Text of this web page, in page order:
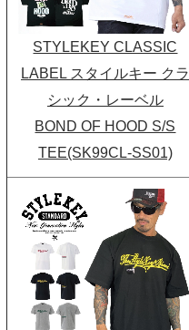
STYLEKEY CLASSIC
LABEL スタイルキー クラ
シック・レーベル
BOND OF HOOD S/S
TEE(SK99CL-SS01)